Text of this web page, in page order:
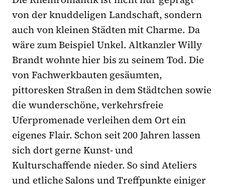
von der knuddeligen Landschaft, sondern
auch von kleinen Städten mit Charme. Da
wäre zum Beispiel Unkel. Altkanzler Willy
Brandt wohnte hier bis zu seinem Tod. Die
von Fachwerkbauten gesäumten,
pittoresken Straßen in dem Städtchen sowie
die wunderschöne, verkehrsfreie
Uferpromenade verleihen dem Ort ein
eigenes Flair. Schon seit 200 Jahren lassen
sich dort gerne Kunst- und
Kulturschaffende nieder. So sind Ateliers
und etliche Salons und Treffpunkte einiger